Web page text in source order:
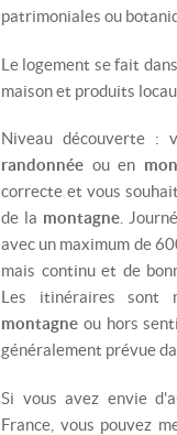
patrimoniales ou
Le logement se fait
maison et produits
Niveau découverte :
randonnée ou en
correcte et vous
de la montagne.
avec un maximum de
mais continu et de
Les itinéraires sont
montagne ou hors
généralement prévue
Si vous avez envie
France, vous pouvez